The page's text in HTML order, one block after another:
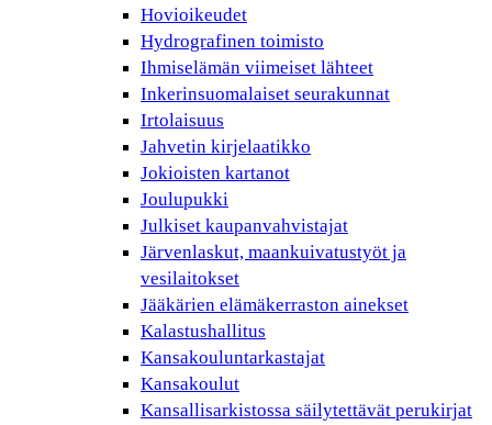
Hovioikeudet
Hydrografinen toimisto
Ihmiselämän viimeiset lähteet
Inkerinsuomalaiset seurakunnat
Irtolaisuus
Jahvetin kirjelaatikko
Jokioisten kartanot
Joulupukki
Julkiset kaupanvahvistajat
Järvenlaskut, maankuivatustyöt ja
vesilaitokset
Jääkärien elämäkerraston ainekset
Kalastushallitus
Kansakouluntarkastajat
Kansakoulut
Kansallisarkistossa säilytettävät perukirjat